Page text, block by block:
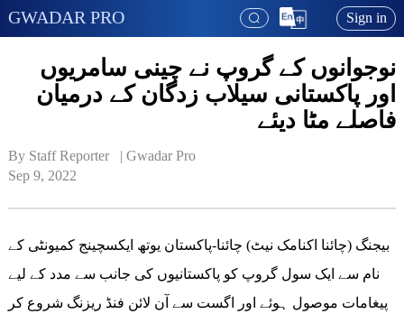
GWADAR PRO Sign in
نوجوانوں کے گروپ نے چینی سامریوں
اور پاکستانی سیلاب زدگان کے درمیان
فاصلے مٹا دیئے
By Staff Reporter   | Gwadar Pro
Sep 9, 2022
بیجنگ (چائنا اکنامک نیٹ) چائنا-پاکستان یوتھ ایکسچینج کمیونٹی کے
نام سے ایک سول گروپ کو پاکستانیوں کی جانب سے مدد کے لیے
پیغامات موصول ہوئے اور اگست سے آن لائن فنڈ ریزنگ شروع کر